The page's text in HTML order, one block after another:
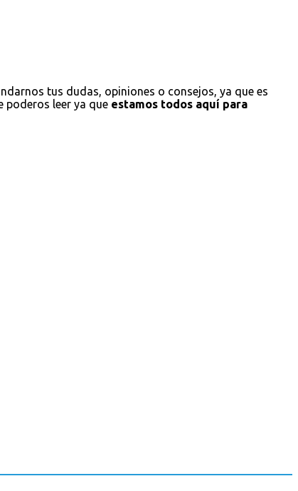
tus dudas, opiniones o consejos, ya que es
poderos leer ya que estamos todos aquí para